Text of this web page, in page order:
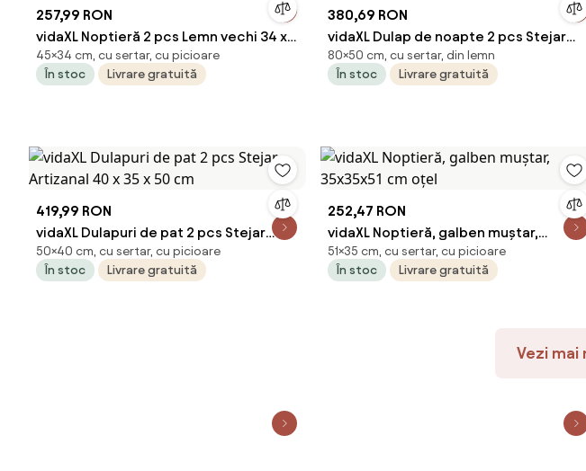
257,99 RON
vidaXL Noptieră 2 pcs Lemn vechi 34 x
35,5 x 45 cm Lemn compozit
45×34 cm, cu sertar, cu picioare
În stoc
Livrare gratuită
380,69 RON
vidaXL Dulap de noapte 2 pcs Stejar
Artizanal 50 x 32,5 x 80cm
80×50 cm, cu sertar, din lemn
În stoc
Livrare gratuită
419,99 RON
vidaXL Dulapuri de pat 2 pcs Stejar
Artizanal 40 x 35 x 50 cm
50×40 cm, cu sertar, cu picioare
În stoc
Livrare gratuită
252,47 RON
vidaXL Noptieră, galben muștar,
35x35x51 cm oțel
51×35 cm, cu sertar, cu picioare
În stoc
Livrare gratuită
Vezi mai